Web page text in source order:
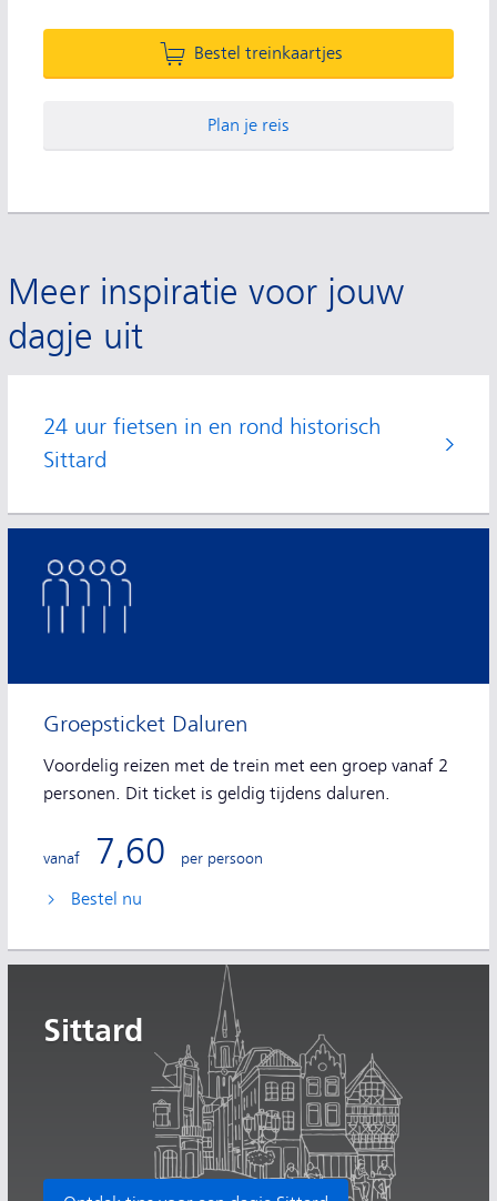
Bestel treinkaartjes
Plan je reis
Meer inspiratie voor jouw
dagje uit
24 uur fietsen in en rond historisch
Sittard
Groepsticket Daluren
Voordelig reizen met de trein met een groep vanaf 2
personen. Dit ticket is geldig tijdens daluren.
vanaf 7,60 per persoon
Bestel nu
Sittard